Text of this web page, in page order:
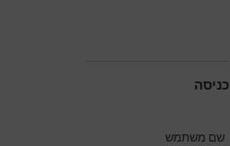
כניסה
שם משתמש